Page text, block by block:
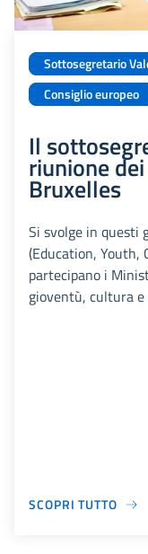
Sottosegretario
Consiglio europeo
Il
riunione
Bruxelles
Si svolge in questi
(Education, Youth,
partecipano i
gioventù, cultura
SCOPRI TUTTO